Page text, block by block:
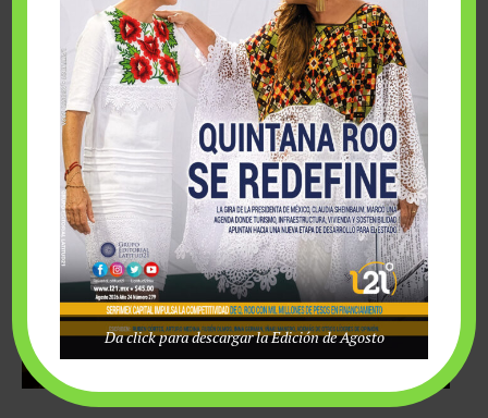
Fairmont Mayakoba y Make-A-Wish México unieron
esfuerzos para hacer realidad el deseo de una …
Da click para descargar la Edición de Agosto